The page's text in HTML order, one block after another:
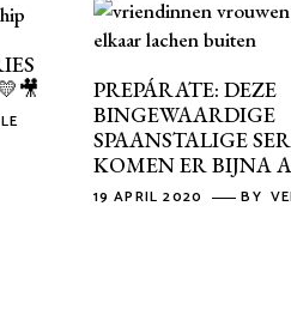
PREPÁRATE: DEZE
BINGEWAARDIGE
SPAANSTALIGE
KOMEN ER BIJNA
19 APRIL 2020 BY